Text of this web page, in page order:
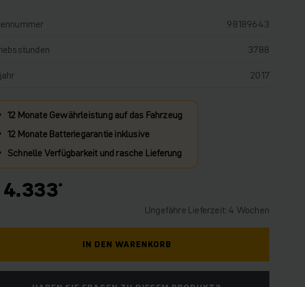
98189643
3788
2017
12 Monate Gewährleistung auf das Fahrzeug
12 Monate Batteriegarantie inklusive
Schnelle Verfügbarkeit und rasche Lieferung
Ungefähre Lieferzeit: 4 Wochen
IN DEN WARENKORB